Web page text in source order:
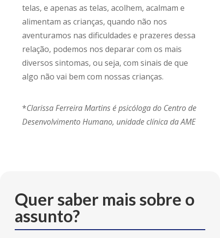
telas, e apenas as telas, acolhem, acalmam e
alimentam as crianças, quando não nos
aventuramos nas dificuldades e prazeres dessa
relação, podemos nos deparar com os mais
diversos sintomas, ou seja, com sinais de que
algo não vai bem com nossas crianças.
*Clarissa Ferreira Martins é psicóloga do Centro de
Desenvolvimento Humano, unidade clínica da AME
Quer saber mais sobre o
assunto?